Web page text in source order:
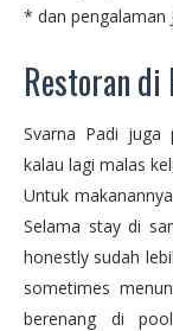
* dan pengalaman
Restoran di
Svarna Padi juga
kalau lagi malas
Untuk
Selama stay di
honestly sudah
sometimes
berenang di